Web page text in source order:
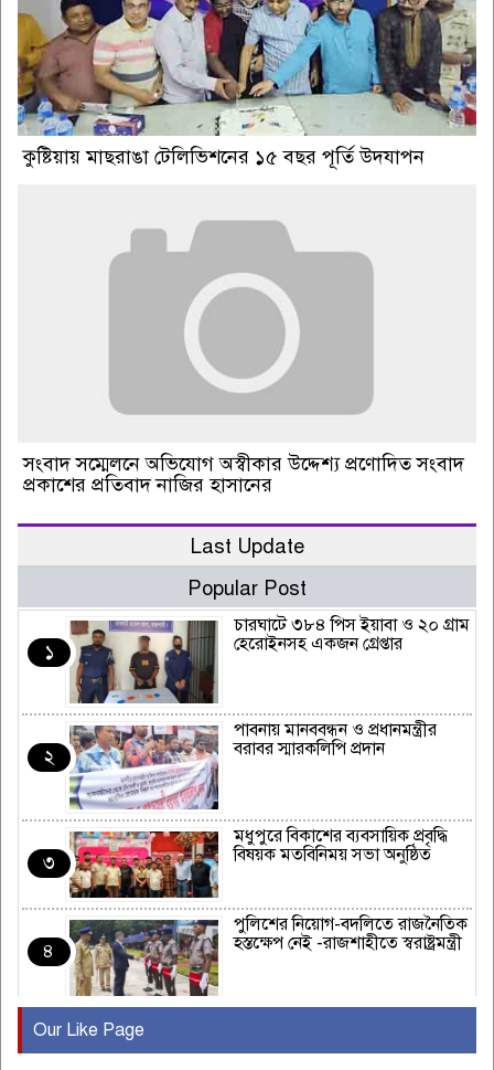
কুষ্টিয়ায় মাছরাঙা টেলিভিশনের ১৫ বছর পূর্তি উদযাপন
সংবাদ সম্মেলনে অভিযোগ অস্বীকার উদ্দেশ্য প্রণোদিত সংবাদ
প্রকাশের প্রতিবাদ নাজির হাসানের
Last Update
Popular Post
১
চারঘাটে ৩৮৪ পিস ইয়াবা ও ২০ গ্রাম
হেরোইনসহ একজন গ্রেপ্তার
২
পাবনায় মানববন্ধন ও প্রধানমন্ত্রীর
বরাবর স্মারকলিপি প্রদান
৩
মধুপুরে বিকাশের ব্যবসায়িক প্রবৃদ্ধি
বিষয়ক মতবিনিময় সভা অনুষ্ঠিত
৪
পুলিশের নিয়োগ-বদলিতে রাজনৈতিক
হস্তক্ষেপ নেই -রাজশাহীতে স্বরাষ্ট্রমন্ত্রী
৫
বছর পূর্তি উদযাপন
Our Like Page